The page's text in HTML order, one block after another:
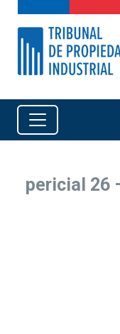
pericial 26